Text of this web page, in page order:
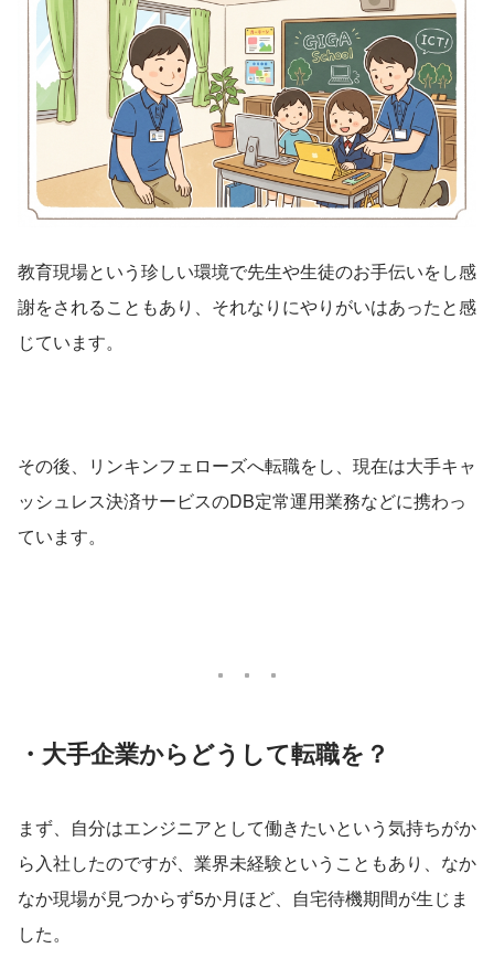
教育現場という珍しい環境で先生や生徒のお手伝いをし感
謝をされることもあり、それなりにやりがいはあったと感
じています。
その後、リンキンフェローズへ転職をし、現在は大手キャ
ッシュレス決済サービスのDB定常運用業務などに携わっ
ています。
・大手企業からどうして転職を？
まず、自分はエンジニアとして働きたいという気持ちがか
ら入社したのですが、業界未経験ということもあり、なか
なか現場が見つからず5か月ほど、自宅待機期間が生じま
した。